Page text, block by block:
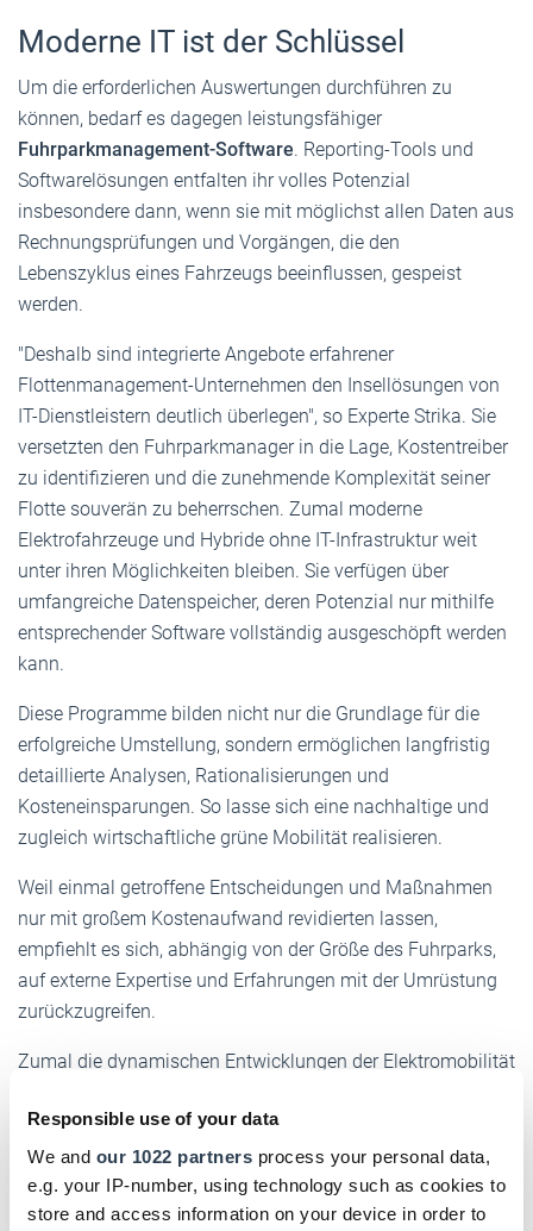
Responsible use of your data
We and our 1022 partners process your personal data,
e.g. your IP-number, using technology such as cookies to
store and access information on your device in order to
Moderne IT ist der Schlüssel
Um die erforderlichen Auswertungen durchführen zu
können, bedarf es dagegen leistungsfähiger
Fuhrparkmanagement-Software. Reporting-Tools und
Softwarelösungen entfalten ihr volles Potenzial
insbesondere dann, wenn sie mit möglichst allen Daten aus
Rechnungsprüfungen und Vorgängen, die den
Lebenszyklus eines Fahrzeugs beeinflussen, gespeist
werden.
"Deshalb sind integrierte Angebote erfahrener
Flottenmanagement-Unternehmen den Insellösungen von
IT-Dienstleistern deutlich überlegen", so Experte Strika. Sie
versetzten den Fuhrparkmanager in die Lage, Kostentreiber
zu identifizieren und die zunehmende Komplexität seiner
Flotte souverän zu beherrschen. Zumal moderne
Elektrofahrzeuge und Hybride ohne IT-Infrastruktur weit
unter ihren Möglichkeiten bleiben. Sie verfügen über
umfangreiche Datenspeicher, deren Potenzial nur mithilfe
entsprechender Software vollständig ausgeschöpft werden
kann.
Diese Programme bilden nicht nur die Grundlage für die
erfolgreiche Umstellung, sondern ermöglichen langfristig
detaillierte Analysen, Rationalisierungen und
Kosteneinsparungen. So lasse sich eine nachhaltige und
zugleich wirtschaftliche grüne Mobilität realisieren.
Weil einmal getroffene Entscheidungen und Maßnahmen
nur mit großem Kostenaufwand revidierten lassen,
empfiehlt es sich, abhängig von der Größe des Fuhrparks,
auf externe Expertise und Erfahrungen mit der Umrüstung
zurückzugreifen.
Zumal die dynamischen Entwicklungen der Elektromobilität
berücksichtigen sind. Man muss zudem wissen, was die
Hersteller im Köcher haben und gegebenenfalls auch
technische Entwicklungen abwarten.